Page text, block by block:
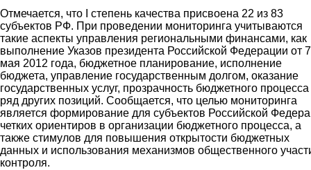
Отмечается, что I степень качества присвоена 22 из 83
субъектов РФ. При проведении мониторинга учитываются
такие аспекты управления региональными финансами, как
выполнение Указов президента Российской Федерации от 7
мая 2012 года, бюджетное планирование, исполнение
бюджета, управление государственным долгом, оказание
государственных услуг, прозрачность бюджетного
ряд других позиций. Сообщается, что целью мониторинга
является формирование для субъектов Российской
четких ориентиров в организации бюджетного процесса, а
также стимулов для повышения открытости бюджетных
данных и использования механизмов общественного
контроля.